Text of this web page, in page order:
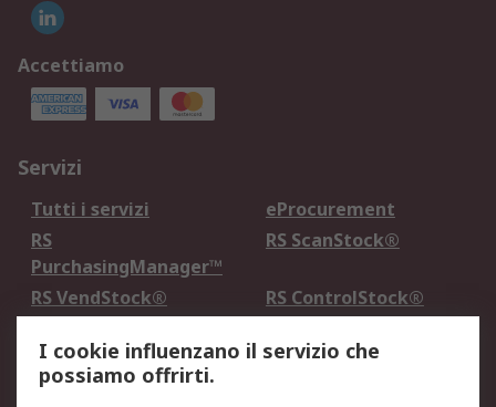
Accettiamo
Servizi
Tutti i servizi
eProcurement
RS
PurchasingManager™
RS ScanStock®
RS VendStock®
RS ControlStock®
Legale
I cookie influenzano il servizio che
possiamo offrirti.